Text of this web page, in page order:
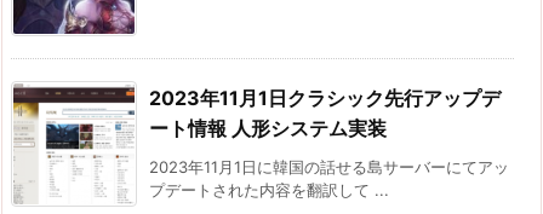
2023年11月1日クラシック先行アップデ
ート情報 人形システム実装
2023年11月1日に韓国の話せる島サーバーにてアッ
プデートされた内容を翻訳して ...